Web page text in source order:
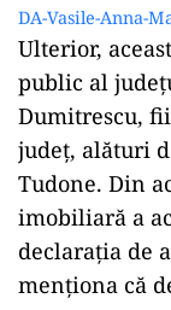
DA-Vasile-Anna-
Ulterior,
public al
Dumitrescu,
județ, alături
Tudone. Din
imobiliară a
declarația de
menționa că